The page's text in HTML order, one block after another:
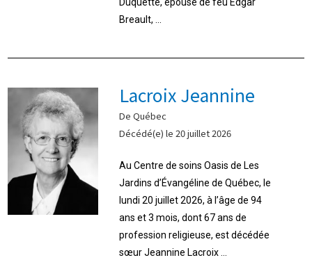
Breault, ...
Lacroix Jeannine
De Québec
Décédé(e) le 20 juillet 2026
Au Centre de soins Oasis de Les
Jardins d’Évangéline de Québec, le
lundi 20 juillet 2026, à l’âge de 94
ans et 3 mois, dont 67 ans de
profession religieuse, est décédée
sœur Jeannine Lacroix ...